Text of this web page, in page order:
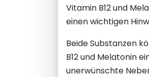
Vitamin B12 und
einen wichtigen
Beide Substanzen
B12 und Melatonin
unerwünschte